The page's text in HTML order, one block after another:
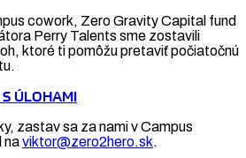
cowork, Zero Gravity Capital fund
Perry Talents sme zostavili
ktoré ti pomôžu pretaviť počiatočnú
ÚLOHAMI
zastav sa za nami v Campus
naviktor@zero2hero.sk.